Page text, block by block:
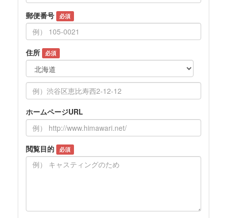
郵便番号 必須
住所 必須
ホームページURL
閲覧目的 必須